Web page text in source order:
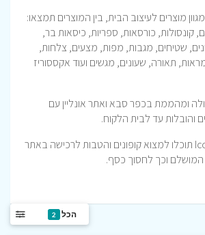
מוצרים לעיצוב הבית, בין המוצרים תמצאו:
קונסולות, כורסאות, ספריות, כיסאות בר,
שטיחים, מגבות, מפות, מצעים, צלחות,
תאורה, שעונים, מגשים ועוד אקססוריז
ומהממת בכפר סבא ואתר אונליין עם
והובלות עד לבית הלקוח.
אצלנו באתר Icoupons תוכלו למצוא קופונים והטבות לרכישה באתר
המושלם וכך לחסוך כסף.
הכל 2